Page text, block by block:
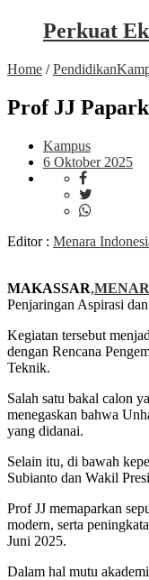
Perkuat
Home /Pendidikan
Prof JJ
Kampus
6 Oktober 2025
Editor : Menara
MAKASSAR,
Penjaringan Aspirasi
Kegiatan tersebut
dengan Rencana
Teknik.
Salah satu bakal calon
menegaskan bahwa
yang didanai.
Selain itu, di bawah
Subianto dan Wakil
Prof JJ memaparkan
modern, serta
Juni 2025.
Dalam hal mutu